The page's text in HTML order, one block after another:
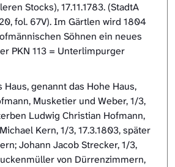
Stocks), 17.11.1783. (StadtA
fol. 67V). Im Gärtlen wird 1804
Söhnen ein neues
PKN 113 = Unterlimpurger
genannt das Hohe Haus,
Musketier und Weber, 1/3,
Ludwig Christian Hofmann,
Kern, 1/3, 17.3.1803, später
Johann Jacob Strecker, 1/3,
von Dürrenzimmern,